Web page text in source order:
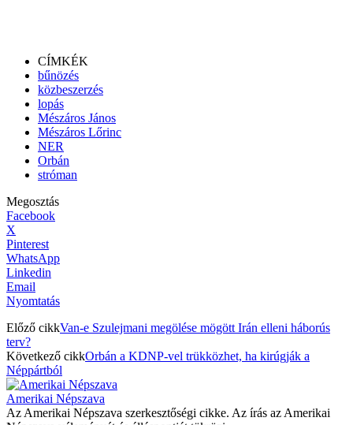
CÍMKÉK
bűnözés
közbeszerzés
lopás
Mészáros János
Mészáros Lőrinc
NER
Orbán
stróman
Megosztás
Facebook
X
Pinterest
WhatsApp
Linkedin
Email
Nyomtatás
Előző cikkVan-e Szulejmani megölése mögött Irán elleni háborús
terv?
Következő cikkOrbán a KDNP-vel trükközhet, ha kirúgják a
Néppártból
Amerikai Népszava
Az Amerikai Népszava szerkesztőségi cikke. Az írás az Amerikai